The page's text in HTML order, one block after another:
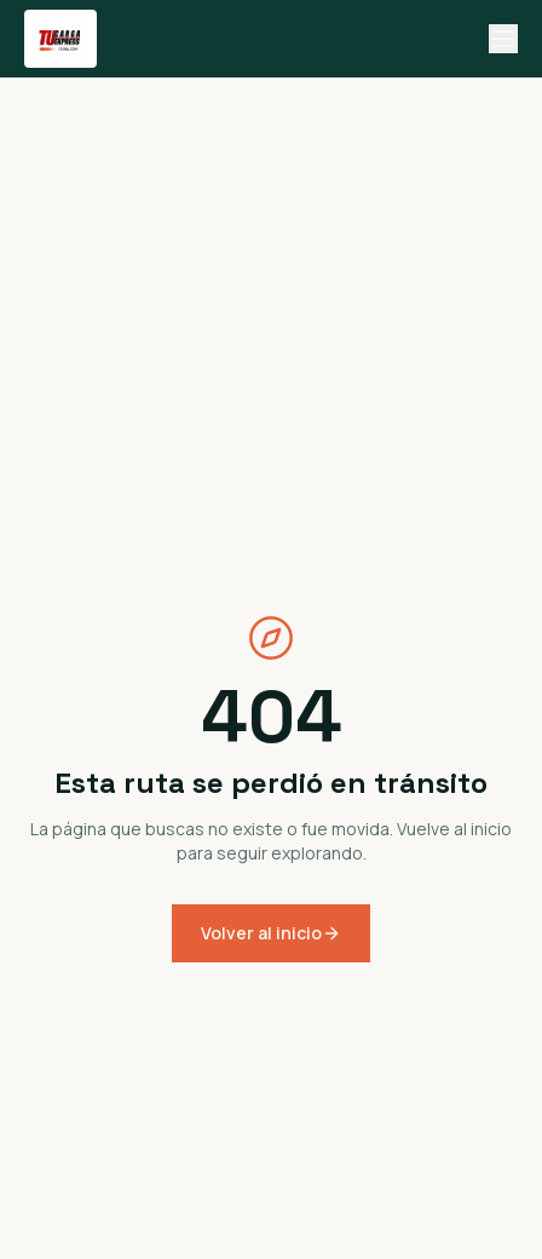
404
Esta ruta se perdió en tránsito
La página que buscas no existe o fue movida. Vuelve al inicio
para seguir explorando.
Volver al inicio